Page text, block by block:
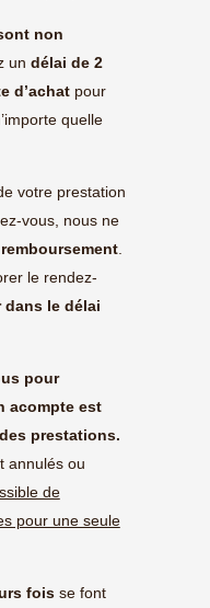
non
un délai de 2
d’achatpour
quelle
votre prestation
vous, nous ne
.
le rendez-
dans le délai
pour
acompte est
prestations.
annulés ou
de
pour une seule
foisse font